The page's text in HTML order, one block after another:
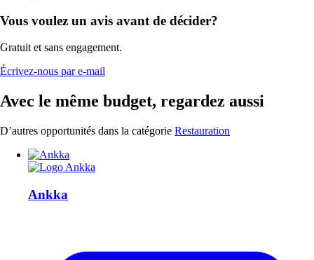
Vous voulez un avis avant de décider?
Gratuit et sans engagement.
Écrivez-nous par e-mail
Avec le même budget, regardez aussi
D’autres opportunités dans la catégorie Restauration
Ankka